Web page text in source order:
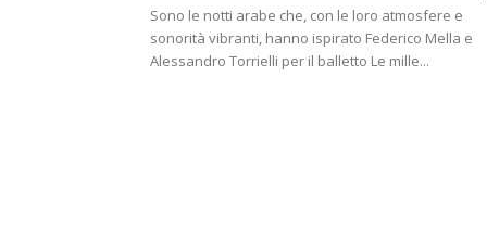
Sono le notti arabe che, con le loro atmosfere e
sonorità vibranti, hanno ispirato Federico Mella e
Alessandro Torrielli per il balletto Le mille...